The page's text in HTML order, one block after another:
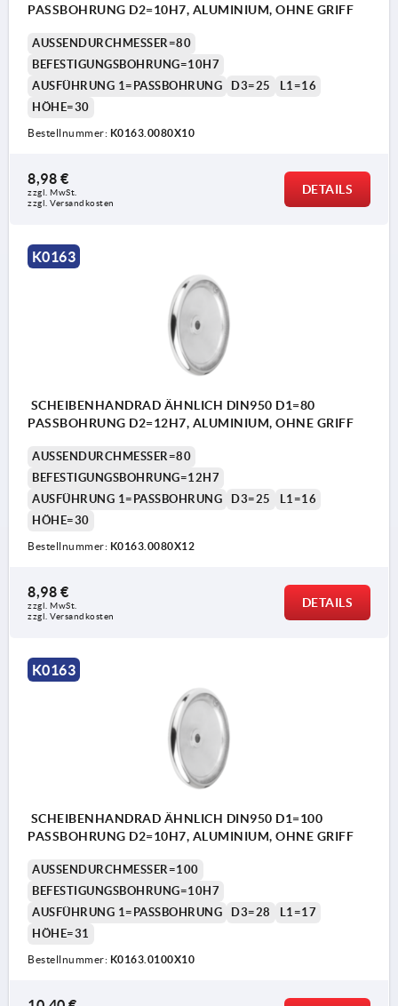
PASSBOHRUNG D2=10H7, ALUMINIUM, OHNE GRIFF
AUSSENDURCHMESSER=80
BEFESTIGUNGSBOHRUNG=10H7
AUSFÜHRUNG 1=PASSBOHRUNG
D3=25
L1=16
HÖHE=30
Bestellnummer: K0163.0080X10
8,98 €
zzgl. MwSt.
zzgl. Versandkosten
DETAILS
K0163
SCHEIBENHANDRAD ÄHNLICH DIN950 D1=80
PASSBOHRUNG D2=12H7, ALUMINIUM, OHNE GRIFF
AUSSENDURCHMESSER=80
BEFESTIGUNGSBOHRUNG=12H7
AUSFÜHRUNG 1=PASSBOHRUNG
D3=25
L1=16
HÖHE=30
Bestellnummer: K0163.0080X12
8,98 €
zzgl. MwSt.
zzgl. Versandkosten
DETAILS
K0163
SCHEIBENHANDRAD ÄHNLICH DIN950 D1=100
PASSBOHRUNG D2=10H7, ALUMINIUM, OHNE GRIFF
AUSSENDURCHMESSER=100
BEFESTIGUNGSBOHRUNG=10H7
AUSFÜHRUNG 1=PASSBOHRUNG
D3=28
L1=17
HÖHE=31
Bestellnummer: K0163.0100X10